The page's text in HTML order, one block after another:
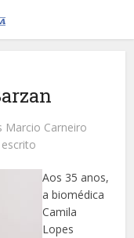
Marcio Carneiro
Aos 35 anos,
a biomédica
Camila
Lopes